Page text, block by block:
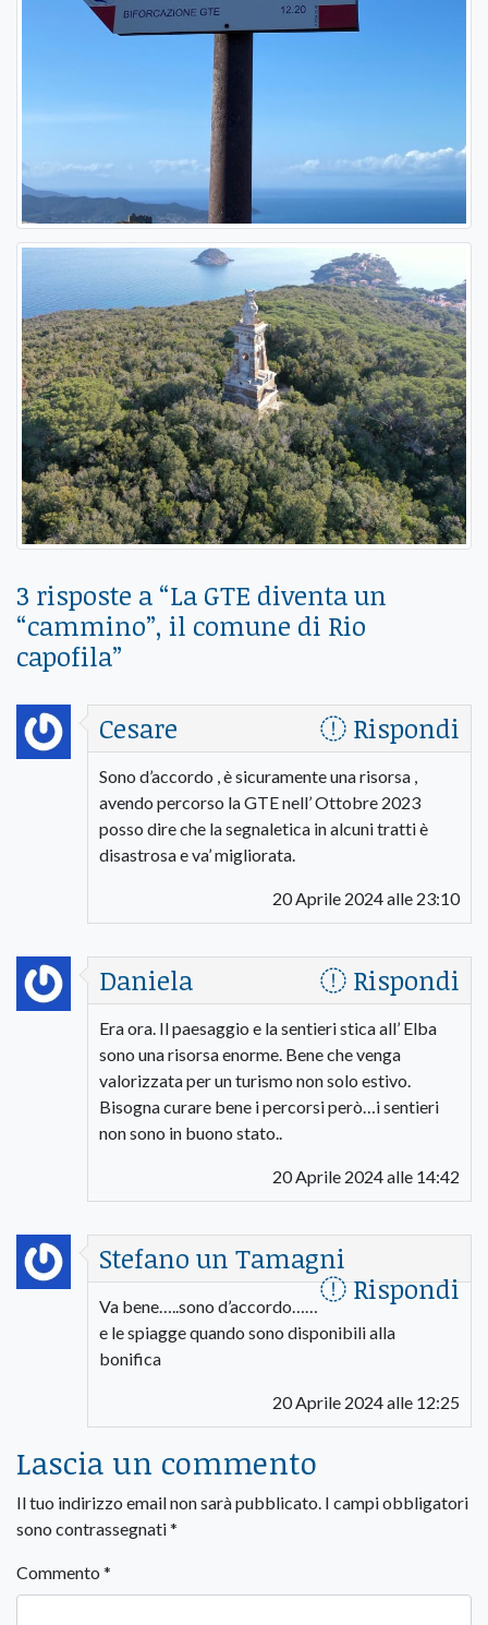
3 risposte a “La GTE diventa un
“cammino”, il comune di Rio
capofila”
Cesare
Rispondi
Sono d’accordo , è sicuramente una risorsa ,
avendo percorso la GTE nell’ Ottobre 2023
posso dire che la segnaletica in alcuni tratti è
disastrosa e va’ migliorata.
20 Aprile 2024 alle 23:10
Daniela Rispondi
Era ora. Il paesaggio e la sentieri stica all’ Elba
sono una risorsa enorme. Bene che venga
valorizzata per un turismo non solo estivo.
Bisogna curare bene i percorsi però…i sentieri
non sono in buono stato..
20 Aprile 2024 alle 14:42
Stefano un Tamagni
Rispondi
Va bene…..sono d’accordo……
e le spiagge quando sono disponibili alla
bonifica
20 Aprile 2024 alle 12:25
Lascia un commento
Il tuo indirizzo email non sarà pubblicato. I campi obbligatori
sono contrassegnati*
Commento *